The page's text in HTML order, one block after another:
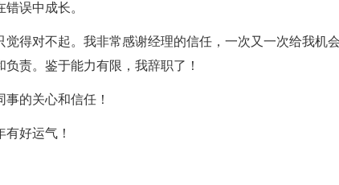
误中成长。
对不起。我非常感谢经理的信任，一次又一次给我机
责。鉴于能力有限，我辞职了！
的关心和信任！
好运气！